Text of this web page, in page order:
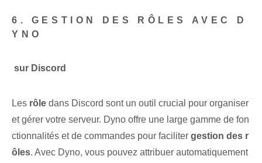
6. GESTION DES RÔLES AVEC D
YNO
⁤ sur Discord
Les rôle dans Discord sont un outil crucial ⁤pour organiser
et gérer votre serveur. Dyno ⁢offre une large gamme de fon
ctionnalités et de commandes pour faciliter gestion des r
ôles. Avec Dyno, vous pouvez attribuer automatiquement